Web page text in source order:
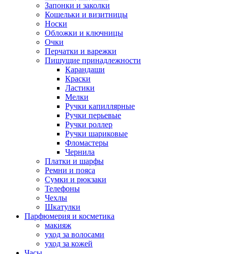
Запонки и заколки
Кошельки и визитницы
Носки
Обложки и ключницы
Очки
Перчатки и варежки
Пишущие принадлежности
Карандаши
Краски
Ластики
Мелки
Ручки капиллярные
Ручки перьевые
Ручки роллер
Ручки шариковые
Фломастеры
Чернила
Платки и шарфы
Ремни и пояса
Сумки и рюкзаки
Телефоны
Чехлы
Шкатулки
Парфюмерия и косметика
макияж
уход за волосами
уход за кожей